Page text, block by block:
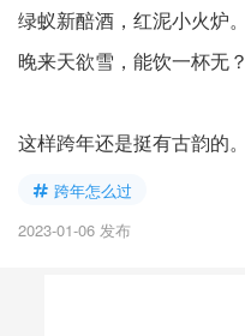
绿蚁新醅酒，红泥小火炉。
晚来天欲雪，能饮一杯无？
这样跨年还是挺有古韵的。
跨年怎么过
2023-01-06 发布